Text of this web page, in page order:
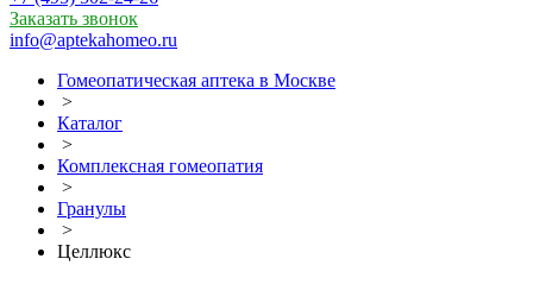
Заказать звонок
info@aptekahomeo.ru
Гомеопатическая аптека в Москве
>
Каталог
>
Комплексная гомеопатия
>
Гранулы
>
Целлюкс